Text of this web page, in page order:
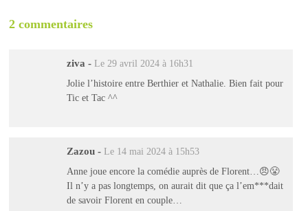
2 commentaires
ziva - Le 29 avril 2024 à 16h31
Jolie l’histoire entre Berthier et Nathalie. Bien fait pour
Tic et Tac ^^
Zazou - Le 14 mai 2024 à 15h53
Anne joue encore la comédie auprès de Florent…😠😤
Il n’y a pas longtemps, on aurait dit que ça l’em***dait
de savoir Florent en couple…